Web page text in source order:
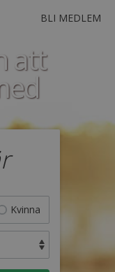
BLI MEDLEM
att
Kvinna